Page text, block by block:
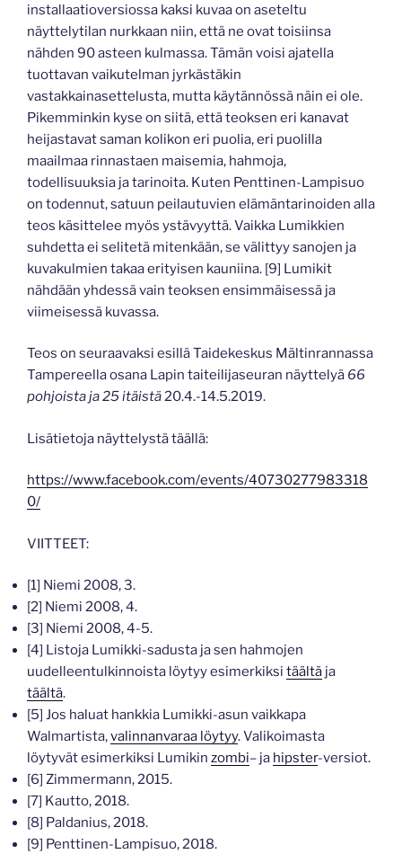
installaatioversiossa kaksi kuvaa on aseteltu
näyttelytilan nurkkaan niin, että ne ovat toisiinsa
nähden 90 asteen kulmassa. Tämän voisi ajatella
tuottavan vaikutelman jyrkästäkin
vastakkainasettelusta, mutta käytännössä näin ei ole.
Pikemminkin kyse on siitä, että teoksen eri kanavat
heijastavat saman kolikon eri puolia, eri puolilla
maailmaa rinnastaen maisemia, hahmoja,
todellisuuksia ja tarinoita. Kuten Penttinen-Lampisuo
on todennut, satuun peilautuvien elämäntarinoiden alla
teos käsittelee myös ystävyyttä. Vaikka Lumikkien
suhdetta ei selitetä mitenkään, se välittyy sanojen ja
kuvakulmien takaa erityisen kauniina. [9] Lumikit
nähdään yhdessä vain teoksen ensimmäisessä ja
viimeisessä kuvassa.
Teos on seuraavaksi esillä Taidekeskus Mältinrannassa
Tampereella osana Lapin taiteilijaseuran näyttelyä 66
pohjoista ja 25 itäistä20.4.-14.5.2019.
Lisätietoja näyttelystä täällä:
https://www.facebook.com/events/40730277983318
0/
VIITTEET:
[1] Niemi 2008, 3.
[2] Niemi 2008, 4.
[3] Niemi 2008, 4-5.
[4] Listoja Lumikki-sadusta ja sen hahmojen
uudelleentulkinnoista löytyy esimerkiksi täältä ja
täältä.
[5] Jos haluat hankkia Lumikki-asun vaikkapa
Walmartista,valinnanvaraa löytyy. Valikoimasta
löytyvät esimerkiksi Lumikin zombi– ja hipster-versiot.
[6] Zimmermann, 2015.
[7] Kautto, 2018.
[8] Paldanius, 2018.
[9] Penttinen-Lampisuo, 2018.